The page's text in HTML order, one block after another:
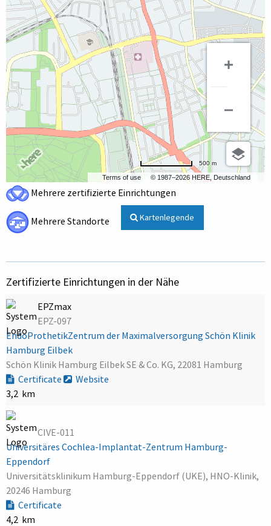
Terms of use © 1987–2026 HERE, Deutschland
500 m
Mehrere zertifizierte Einrichtungen
Mehrere Standorte Kartenlegende
Zertifizierte Einrichtungen in der Nähe
EPZmax
EPZ-097
EndoProthetikZentrum der Maximalversorgung Schön Klinik
Hamburg Eilbek
Schön Klinik Hamburg Eilbek SE & Co. KG, 22081 Hamburg
Certificate
Website
3,2 km
CIVE-011
Universitäres Cochlea-Implantat-Zentrum Hamburg-
Eppendorf
Universitätsklinikum Hamburg-Eppendorf (UKE), HNO-Klinik,
20246 Hamburg
Certificate
4,2 km